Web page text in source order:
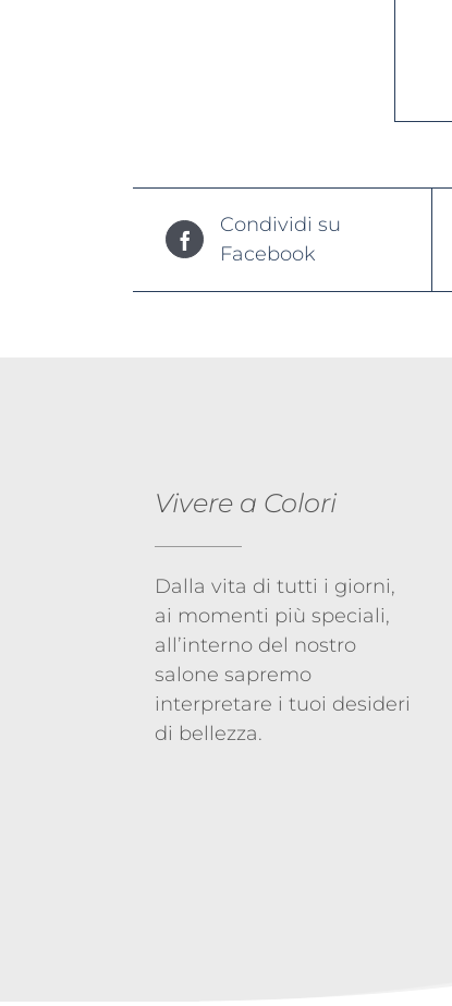
Condividi su
Facebook
Vivere a Colori
Dalla vita di tutti i giorni,
ai momenti più speciali,
all’interno del nostro
salone sapremo
interpretare i tuoi desideri
di bellezza.